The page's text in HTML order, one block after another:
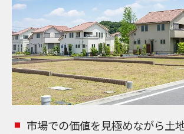
市場での価値を見極めながら土